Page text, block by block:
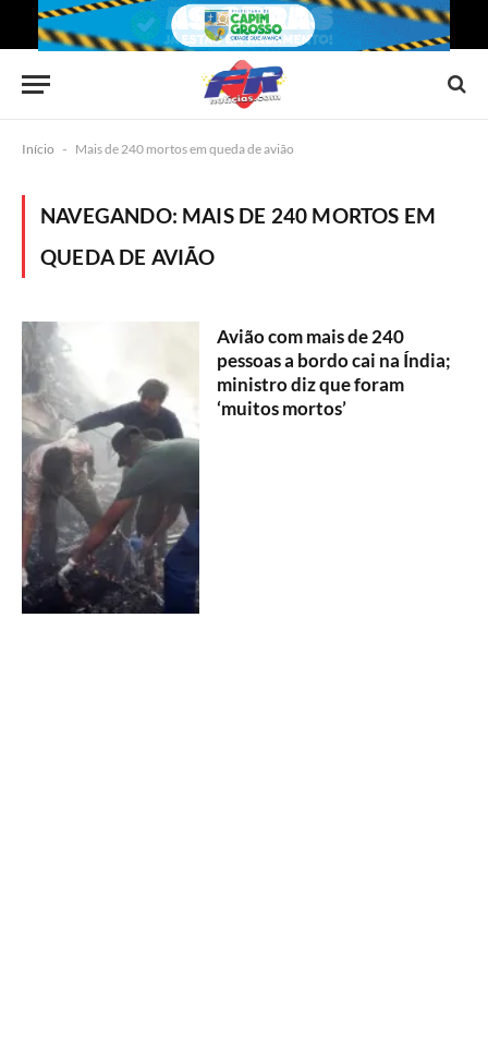
Início - Mais de 240 mortos em queda de avião
NAVEGANDO: MAIS DE 240 MORTOS EM
QUEDA DE AVIÃO
Avião com mais de 240
pessoas a bordo cai na Índia;
ministro diz que foram
‘muitos mortos’